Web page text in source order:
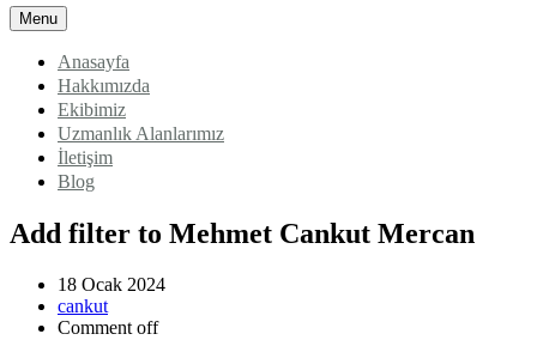
Menu
Anasayfa
Hakkımızda
Ekibimiz
Uzmanlık Alanlarımız
İletişim
Blog
Add filter to Mehmet Cankut Mercan
18 Ocak 2024
cankut
Comment off